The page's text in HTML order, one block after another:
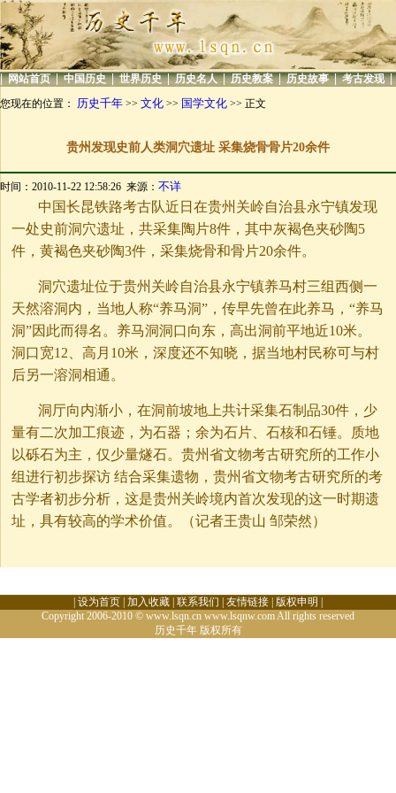
| 网站首页 | 中国历史 | 世界历史 | 历史名人 | 历史教案 | 历史故事 | 考古发现 |
您现在的位置： 历史千年 >> 文化 >> 国学文化 >> 正文
贵州发现史前人类洞穴遗址 采集烧骨骨片20余件
时间：2010-11-22 12:58:26 来源： 不详
中国长昆铁路考古队近日在贵州关岭自治县永宁镇发现
一处史前洞穴遗址，共采集陶片8件，其中灰褐色夹砂陶5
件，黄褐色夹砂陶3件，采集烧骨和骨片20余件。
洞穴遗址位于贵州关岭自治县永宁镇养马村三组西侧一
天然溶洞内，当地人称“养马洞”，传早先曾在此养马，“养马
洞”因此而得名。养马洞洞口向东，高出洞前平地近10米。
洞口宽12、高月10米，深度还不知晓，据当地村民称可与村
后另一溶洞相通。
洞厅向内渐小，在洞前坡地上共计采集石制品30件，少
量有二次加工痕迹，为石器；余为石片、石核和石锤。质地
以砾石为主，仅少量燧石。贵州省文物考古研究所的工作小
组进行初步探访 结合采集遗物，贵州省文物考古研究所的考
古学者初步分析，这是贵州关岭境内首次发现的这一时期遗
址，具有较高的学术价值。（记者王贵山 邹荣然）
设为首页 加入收藏 联系我们 友情链接 版权申明
Copyright 2006-2010 © www.lsqn.cn www.lsqnw.com All rights reserved
历史千年版权所有